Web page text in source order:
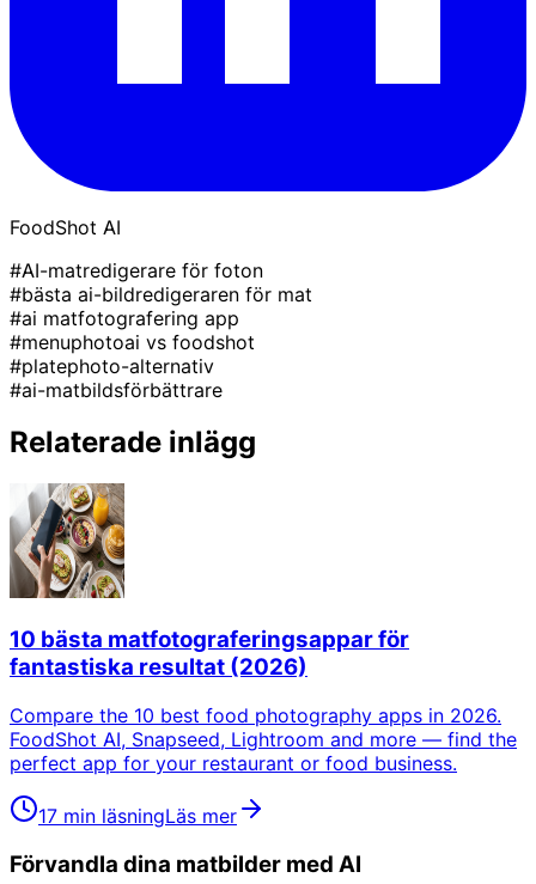
FoodShot AI
#AI-matredigerare för foton
#bästa ai-bildredigeraren för mat
#ai matfotografering app
#menuphotoai vs foodshot
#platephoto-alternativ
#ai-matbildsförbättrare
Relaterade inlägg
10 bästa matfotograferingsappar för
fantastiska resultat (2026)
Compare the 10 best food photography apps in 2026.
FoodShot AI, Snapseed, Lightroom and more — find the
perfect app for your restaurant or food business.
17 min läsningLäs mer
Förvandla dina matbilder med AI